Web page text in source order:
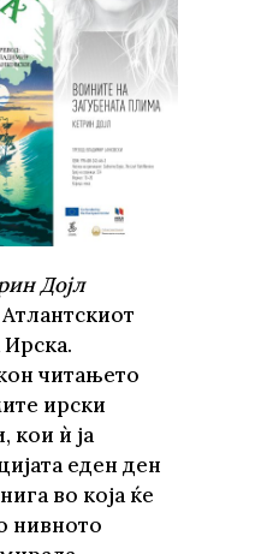
Дојл
читањето
ирски
кои ѝ ја
еден ден
во која ќе
нивното